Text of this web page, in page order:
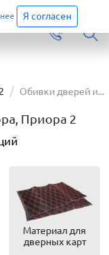
Перейти
Обивки дверей и...
Приора 2
Материал для
дверных карт
Я согласен